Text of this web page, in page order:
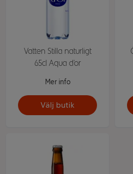
Vatten Stilla naturligt
65cl Aqua d'or
Mer info
Välj butik